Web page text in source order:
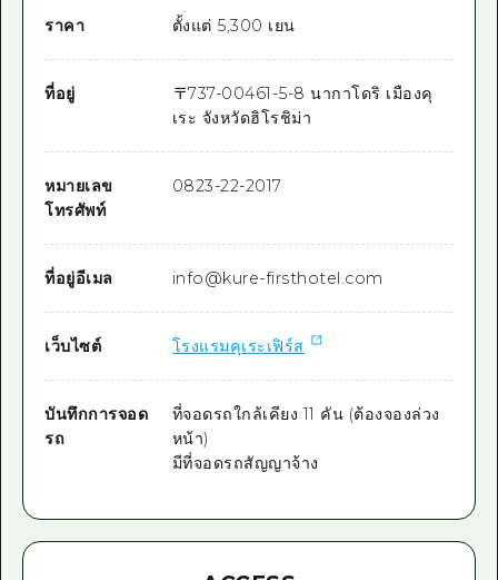
ราคา ตั้งแต่ 5,300 เยน
ที่อยู่ 〒737-00461-5-8 นากาโดริ เมืองคุ
เระ จังหวัดฮิโรชิม่า
หมายเลข
โทรศัพท์
0823-22-2017
ที่อยู่อีเมล info@kure-firsthotel.com
เว็บไซต์ โรงแรมคุเระเฟิร์ส
บันทึกการจอด
รถ
ที่จอดรถใกล้เคียง 11 คัน (ต้องจองล่วง
หน้า)
มีที่จอดรถสัญญาจ้าง